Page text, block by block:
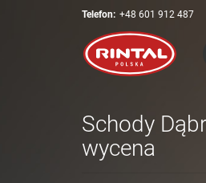
Telefon: +48 601 912 487
Schody
wycena